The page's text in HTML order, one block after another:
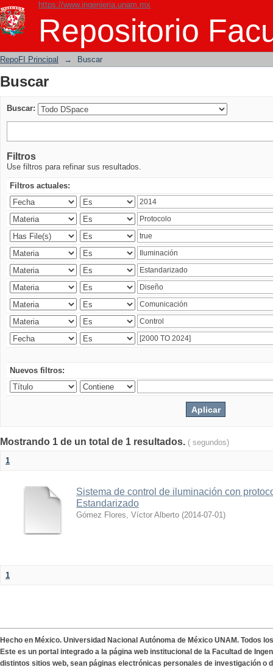
https://www.ingenieria.unam.mx
Repositorio
Buscar
RepoFI Principal → Buscar
Buscar
Buscar:
Filtros
Use filtros para refinar sus resultados.
Filtros actuales:
Nuevos filtros:
Mostrando 1 de un total de 1 resultados. ( segundos)
1
Sistema de control de iluminación con
Estandarizado
Gómez Flores, Víctor Alberto (2014-07-01)
1
Hecho en México. Universidad Nacional Autónoma de México UNAM. Todos
Este es un portal integrado a la página web institucional de la Facultad de
distintos sitios web, sean páginas electrónicas personales de investigación o